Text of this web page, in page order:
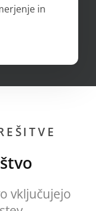
in
vključujejo